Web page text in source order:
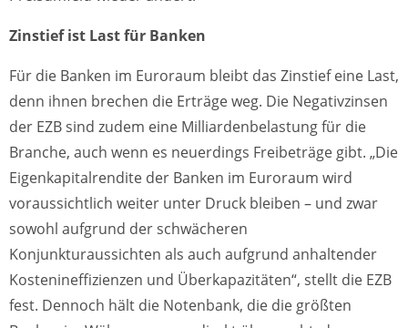
Zinstief ist Last für Banken
Für die Banken im Euroraum bleibt das Zinstief eine Last,
denn ihnen brechen die Erträge weg. Die Negativzinsen
der EZB sind zudem eine Milliardenbelastung für die
Branche, auch wenn es neuerdings Freibeträge gibt. „Die
Eigenkapitalrendite der Banken im Euroraum wird
voraussichtlich weiter unter Druck bleiben – und zwar
sowohl aufgrund der schwächeren
Konjunkturaussichten als auch aufgrund anhaltender
Kostenineffizienzen und Überkapazitäten“, stellt die EZB
fest. Dennoch hält die Notenbank, die die größten